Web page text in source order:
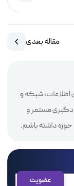
مقاله بعدی
اطلاعات، شبکه و
مستمر و
داشته باشم.